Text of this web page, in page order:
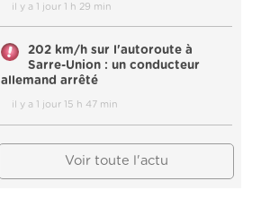
il y a 1 jour 1 h 29 min
202 km/h sur l'autoroute à
Sarre-Union : un conducteur
allemand arrêté
il y a 1 jour 15 h 47 min
Voir toute l'actu